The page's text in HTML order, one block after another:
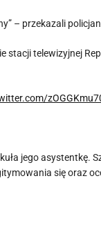
– przekazali
stacji telewizyjnej
jego asystentkę.
się oraz